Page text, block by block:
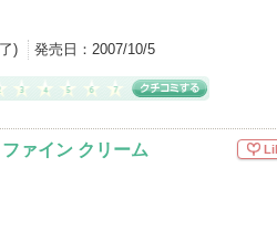
) 発売日： 2007/10/5
ァイン クリーム